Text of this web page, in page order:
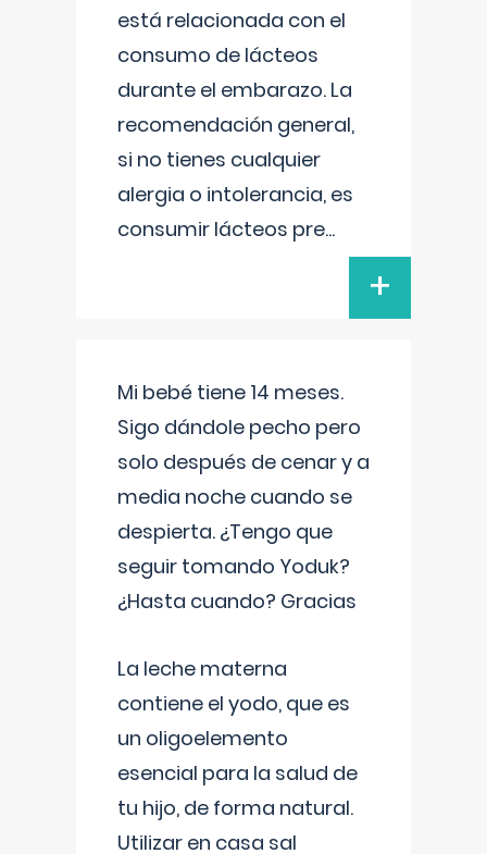
está relacionada con el
consumo de lácteos
durante el embarazo. La
recomendación general,
si no tienes cualquier
alergia o intolerancia, es
consumir lácteos pre...
+
Mi bebé tiene 14 meses.
Sigo dándole pecho pero
solo después de cenar y a
media noche cuando se
despierta. ¿Tengo que
seguir tomando Yoduk?
¿Hasta cuando? Gracias
La leche materna
contiene el yodo, que es
un oligoelemento
esencial para la salud de
tu hijo, de forma natural.
Utilizar en casa sal